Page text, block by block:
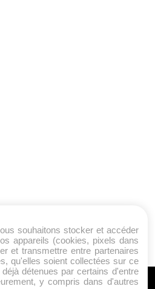
souhaitons stocker et accéder
appareils (cookies, pixels dans
et transmettre entre partenaires
qu'elles soient collectées sur ce
détenues par certains d'entre
y compris dans d'autres